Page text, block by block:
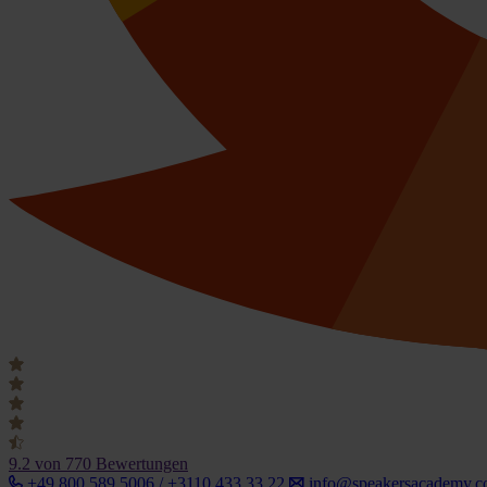
9.2 von 770 Bewertungen
+49 800 589 5006 / +3110 433 33 22